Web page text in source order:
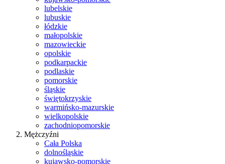
lubelskie
lubuskie
łódzkie
małopolskie
mazowieckie
opolskie
podkarpackie
podlaskie
pomorskie
śląskie
świętokrzyskie
warmińsko-mazurskie
wielkopolskie
zachodniopomorskie
Mężczyźni
Cała Polska
dolnośląskie
kujawsko-pomorskie